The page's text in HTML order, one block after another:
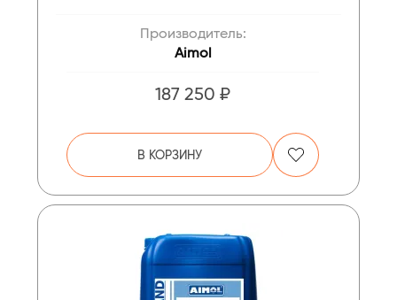
Производитель:
Aimol
187 250 ₽
В КОРЗИНУ